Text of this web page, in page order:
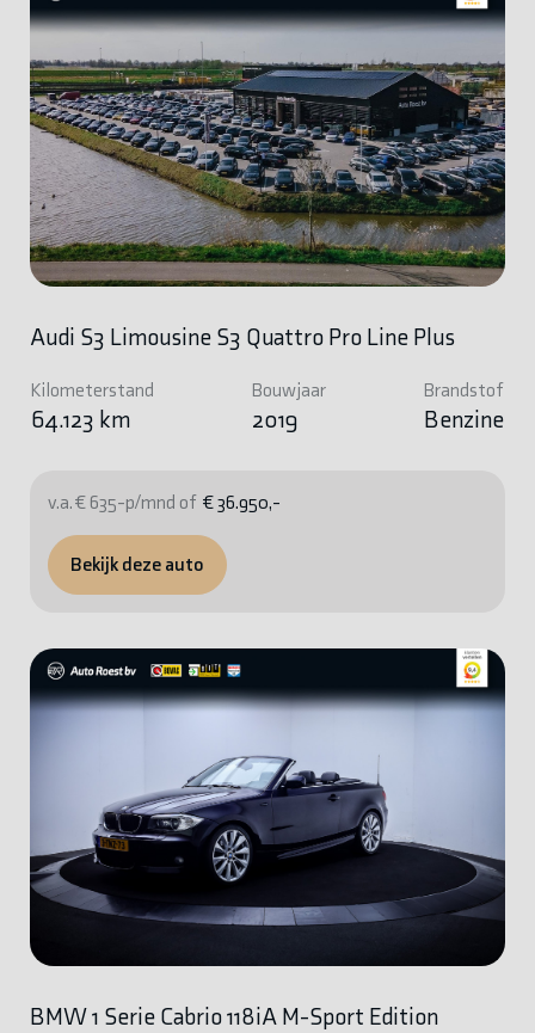
Audi S3 Limousine S3 Quattro Pro Line Plus
Kilometerstand
64.123 km
Bouwjaar
2019
Brandstof
Benzine
v.a. € 635-p/mnd of € 36.950,-
Bekijk deze auto
BMW 1 Serie Cabrio 118iA M-Sport Edition